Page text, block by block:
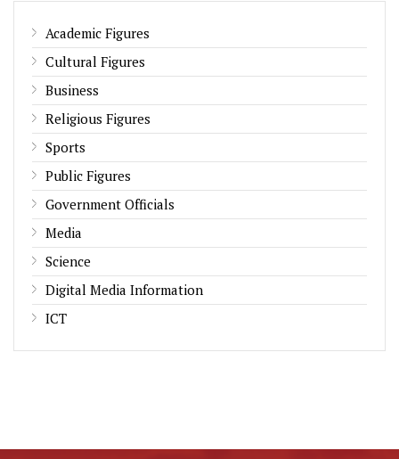
Academic Figures
Cultural Figures
Business
Religious Figures
Sports
Public Figures
Government Officials
Media
Science
Digital Media Information
ICT